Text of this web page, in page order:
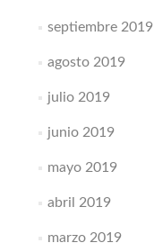
septiembre 2019
agosto 2019
julio 2019
junio 2019
mayo 2019
abril 2019
marzo 2019